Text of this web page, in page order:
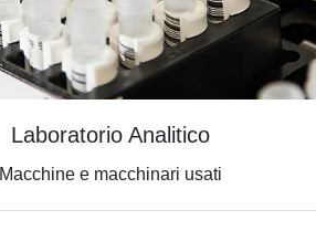
Laboratorio Analitico
Macchine e macchinari usati